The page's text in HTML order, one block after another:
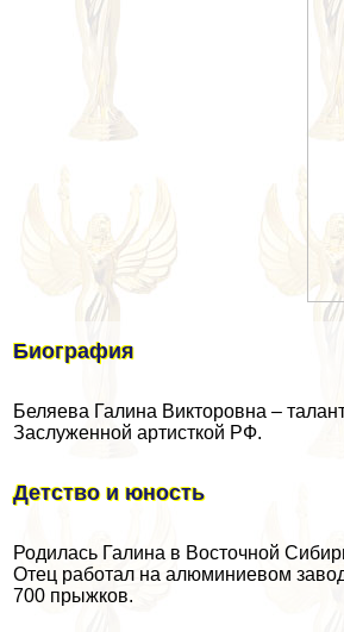
Биография
Беляева Галина Викторовна –
Заслуженной артисткой РФ.
Детство и юность
Родилась Галина в Восточной
Отец работал на алюминиевом
700 прыжков.